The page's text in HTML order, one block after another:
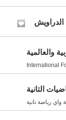
والعالمية
International
التانية
رياضة تانية